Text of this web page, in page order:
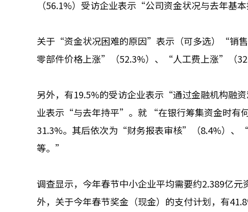
（56.1%）受访企业表示“公司资金状况与去年
关于“资金状况困难的原因”表示（可多选）“销
零部件价格上涨”（52.3%）、“人工费上涨”（
另外，有19.5%的受访企业表示“通过金融机构
业表示“与去年持平”。就 “在银行筹集资金时有
31.3%。其后依次为“财务报表审核”（8.4%）
等。”
调查显示，今年春节中小企业平均需要约2.389亿
外，关于今年春节奖金（现金）的支付计划，有